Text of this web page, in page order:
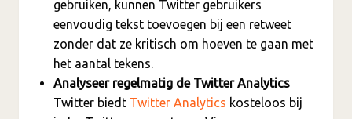
gebruiken, kunnen Twitter gebruikers
eenvoudig tekst toevoegen bij een retweet
zonder dat ze kritisch om hoeven te gaan met
het aantal tekens.
Analyseer regelmatig de Twitter Analytics
Twitter biedt Twitter Analytics kosteloos bij